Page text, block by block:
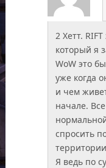
2 Хетт.
который я
WoW это
уже когда
и чем
начале.
спросить
Я ведь по